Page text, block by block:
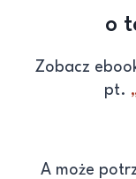
o
Zobacz
pt.
A może